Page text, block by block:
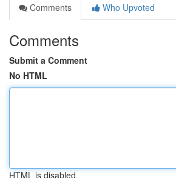
Comments
Who Upvoted
Comments
Submit a Comment
No HTML
HTML is disabled